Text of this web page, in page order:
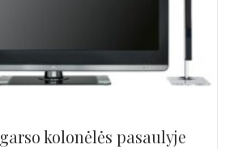
kolonėlės pasaulyje